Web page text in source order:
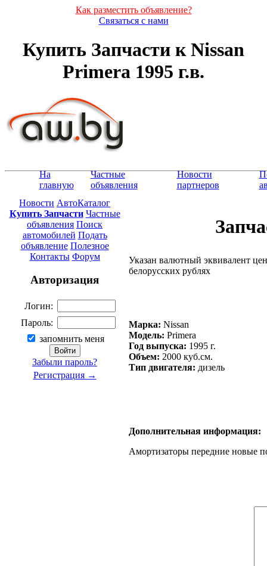
Как разместить объявление?
Связаться с нами
Купить Запчасти к Nissan
Primera 1995 г.в.
На
главную
Частные
объявления
Новости
партнеров
Новости АвтоКаталог
Купить Запчасти Частные
объявления Поиск
автомобилей Подать
объявление Полезное
Контакты Форум
Авторизация
Логин:
Пароль:
запомнить меня
Забыли пароль?
Регистрация →
Указан валютный эквивалент
белорусских рублях
Марка: Nissan
Модель: Primera
Год выпуска: 1995 г.
Объем: 2000 куб.см.
Тип двигателя: дизель
Дополнительная информация:
Амортизаторы передние новые